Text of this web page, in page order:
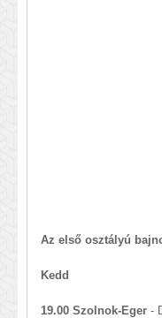
Az első osztályú
Kedd
19.00 Szolnok-Eger -